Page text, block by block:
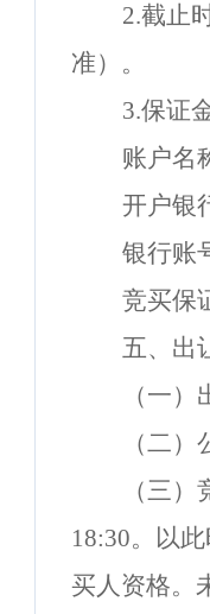
2.截止
准）。
3.保证
账户名
开户银
银行账
竞买保
五、出
（一
（二
（三
18:30。以
买人资格。